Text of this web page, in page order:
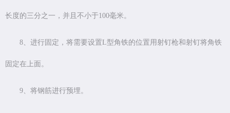
长度的三分之一，并且不小于100毫米。
8、进行固定，将需要设置L型角铁的位置用射钉枪和射钉将角铁
固定在上面。
9、将钢筋进行预埋。